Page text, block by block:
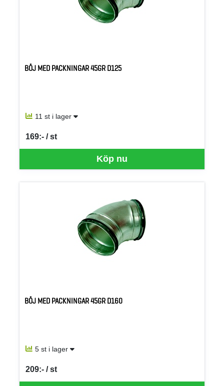
BÖJ MED PACKNINGAR 45GR D125
11 st i lager
Köp nu
169:- / st
SEK per ST
BÖJ MED PACKNINGAR 45GR D160
5 st i lager
209:- / st
SEK per ST